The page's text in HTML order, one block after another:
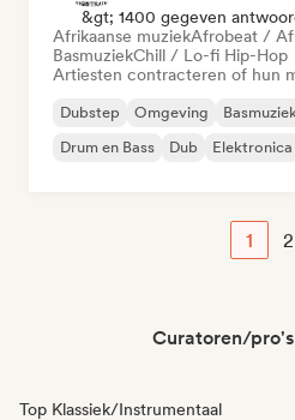
&gt; 1400 gegeven
Afrikaanse muziekAfrobeat /
BasmuziekChill / Lo-fi Hip-Hop
Artiesten contracteren of hun
Dubstep Omgeving
Drum en Bass
Dub Elektronica
1 2
Curatoren/
Top Klassiek/Instrumentaal